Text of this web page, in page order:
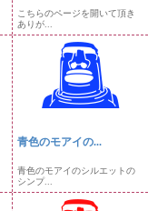
こちらのページを開いて頂き
ありが...
青色のモアイの...
青色のモアイのシルエットの
シンプ...